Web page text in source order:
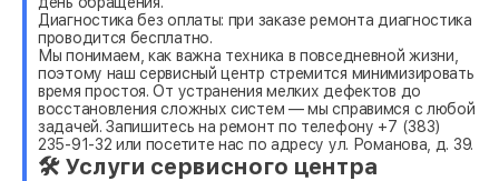
Диагностика без оплаты: при заказе ремонта диагностика
проводится бесплатно.
Мы понимаем, как важна техника в повседневной жизни,
поэтому наш сервисный центр стремится минимизировать
время простоя. От устранения мелких дефектов до
восстановления сложных систем — мы справимся с любой
задачей. Запишитесь на ремонт по телефону +7 (383)
235-91-32 или посетите нас по адресу ул. Романова, д. 39.
🛠 Услуги сервисного центра